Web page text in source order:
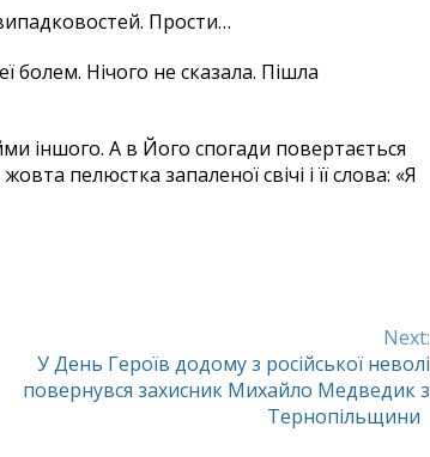
Прости…
болем. Нічого не сказала. Пішла
іншого. А в Його спогади повертається
пелюстка запаленої свічі і її слова: «Я
Next:
У День Героїв додому з російської неволі
повернувся захисник Михайло Медведик з
Тернопільщини